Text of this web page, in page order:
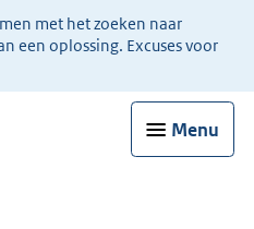
met het zoeken naar
een oplossing. Excuses voor
Menu